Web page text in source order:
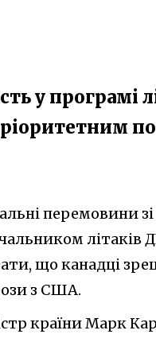
у програмі
перемовини
літаків
що канадці
з США.
країни Марк